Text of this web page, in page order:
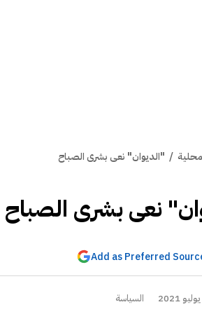
/ "الديوان" نعى بشرى الصباح
نعى بشرى الصباح
Add as Preferred
السياسة